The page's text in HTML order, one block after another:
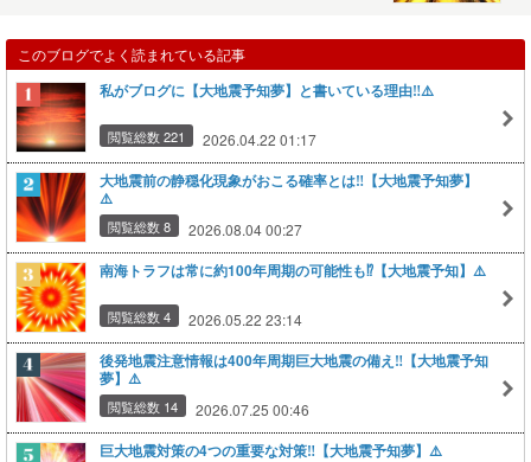
このブログでよく読まれている記事
私がブログに【大地震予知夢】と書いている理由‼️⚠️
閲覧総数 221 2026.04.22 01:17
大地震前の静穏化現象がおこる確率とは‼️【大地震予知夢】
⚠️
閲覧総数 8 2026.08.04 00:27
南海トラフは常に約100年周期の可能性も⁉️【大地震予知】⚠️
閲覧総数 4 2026.05.22 23:14
後発地震注意情報は400年周期巨大地震の備え‼️【大地震予知
夢】⚠️
閲覧総数 14 2026.07.25 00:46
巨大地震対策の4つの重要な対策‼️【大地震予知夢】⚠️